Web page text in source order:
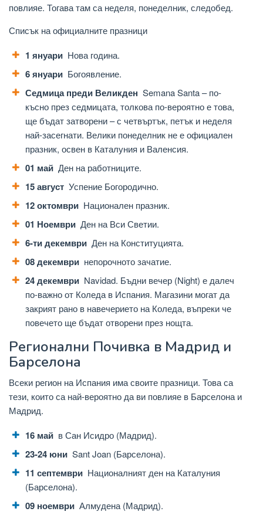
повлияе. Тогава там са неделя, понеделник, следобед.
Списък на официалните празници
1 януари Нова година.
6 януари Богоявление.
Седмица преди Великден Semana Santa – по-
късно през седмицата, толкова по-вероятно е това,
ще бъдат затворени – с четвъртък, петък и неделя
най-засегнати. Велики понеделник не е официален
празник, освен в Каталуния и Валенсия.
01 май Ден на работниците.
15 август Успение Богородично.
12 октомври Национален празник.
01 Ноември Ден на Вси Светии.
6-ти декември Ден на Конституцията.
08 декември непорочното зачатие.
24 декември Navidad. Бъдни вечер (Night) е далеч
по-важно от Коледа в Испания. Магазини могат да
закрият рано в навечерието на Коледа, въпреки че
повечето ще бъдат отворени през нощта.
Регионални Почивка в Мадрид и
Барселона
Всеки регион на Испания има своите празници. Това са
тези, които са най-вероятно да ви повлияе в Барселона и
Мадрид.
16 май в Сан Исидро (Мадрид).
23-24 юни Sant Joan (Барселона).
11 септември Националният ден на Каталуния
(Барселона).
09 ноември Алмудена (Мадрид).